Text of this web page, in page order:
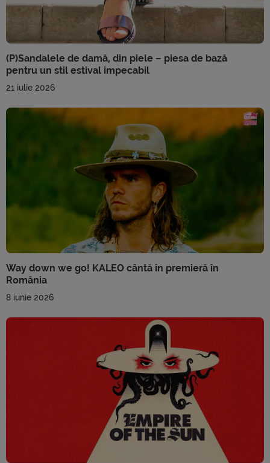
(P)Sandalele de damă, din piele – piesa de bază
pentru un stil estival impecabil
21 iulie 2026
Way down we go! KALEO cântă în premieră în
România
8 iunie 2026